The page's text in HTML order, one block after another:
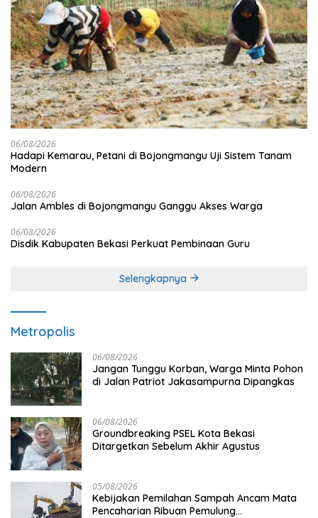
06/08/2026
Hadapi Kemarau, Petani di Bojongmangu Uji Sistem Tanam
Modern
06/08/2026
Jalan Ambles di Bojongmangu Ganggu Akses Warga
06/08/2026
Disdik Kabupaten Bekasi Perkuat Pembinaan Guru
Selengkapnya
Metropolis
06/08/2026
Jangan Tunggu Korban, Warga Minta Pohon
di Jalan Patriot Jakasampurna Dipangkas
06/08/2026
Groundbreaking PSEL Kota Bekasi
Ditargetkan Sebelum Akhir Agustus
05/08/2026
Kebijakan Pemilahan Sampah Ancam Mata
Pencaharian Ribuan Pemulung